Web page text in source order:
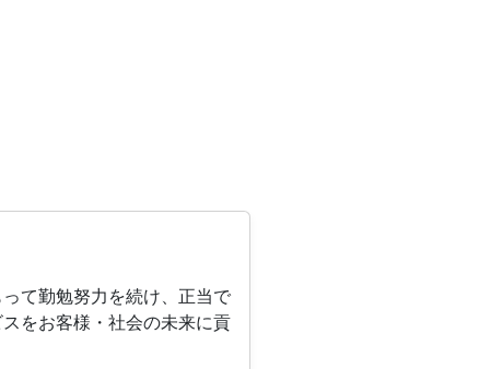
て勤勉努力を続け、正当で
をお客様・社会の未来に貢